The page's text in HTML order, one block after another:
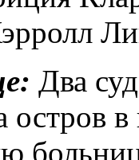
Два
остров